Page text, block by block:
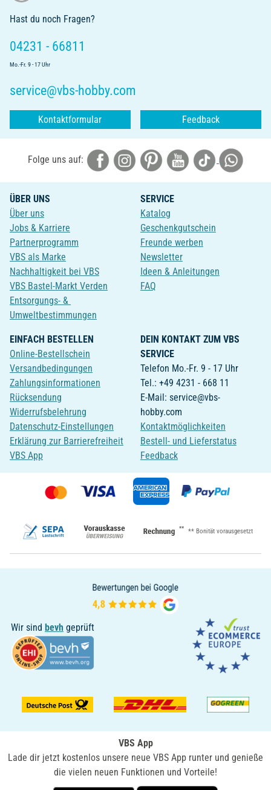
Hast du noch Fragen?
04231 - 66811
Mo.-Fr. 9 - 17 Uhr
service@vbs-hobby.com
Kontaktformular Feedback
Folge uns auf:
ÜBER UNS
Über uns
Jobs & Karriere
Partnerprogramm
VBS als Marke
Nachhaltigkeit bei VBS
VBS Bastel-Markt Verden
Entsorgungs- &
Umweltbestimmungen
SERVICE
Katalog
Geschenkgutschein
Freunde werben
Newsletter
Ideen & Anleitungen
FAQ
EINFACH BESTELLEN
Online-Bestellschein
Versandbedingungen
Zahlungsinformationen
Rücksendung
Widerrufsbelehrung
Datenschutz-Einstellungen
Erklärung zur Barrierefreiheit
VBS App
DEIN KONTAKT ZUM VBS
SERVICE
Telefon Mo.-Fr. 9 - 17 Uhr
Tel.: +49 4231 - 668 11
E-Mail: service@vbs-
hobby.com
Kontaktmöglichkeiten
Bestell- und Lieferstatus
Feedback
** ** Bonität vorausgesetzt
Wir sind bevh geprüft
VBS App
Lade dir jetzt kostenlos unsere neue VBS App runter und genieße
die vielen neuen Funktionen und Vorteile!